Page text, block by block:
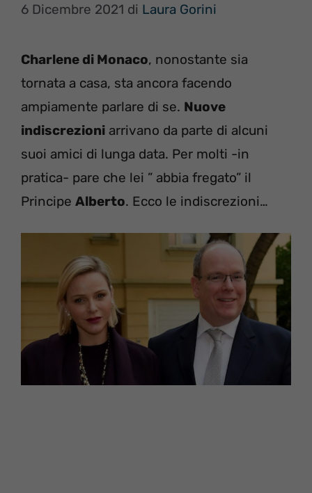
6 Dicembre 2021 di Laura Gorini
Charlene di Monaco, nonostante sia
tornata a casa, sta ancora facendo
ampiamente parlare di se. Nuove
indiscrezioni arrivano da parte di alcuni
suoi amici di lunga data. Per molti -in
pratica- pare che lei ” abbia fregato” il
Principe Alberto. Ecco le indiscrezioni…